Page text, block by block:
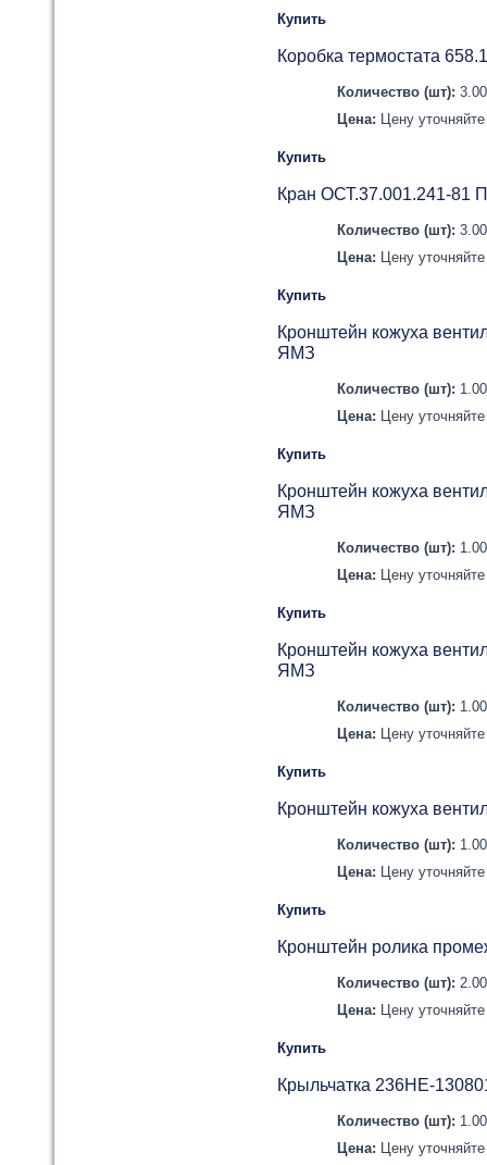
Купить
Коробка термостата
Количество (шт):
Цена: Цену
Купить
Кран ОСТ.37.001.241-81
Количество (шт):
Цена: Цену
Купить
Кронштейн кожуха
ЯМЗ
Количество (шт):
Цена: Цену
Купить
Кронштейн кожуха
ЯМЗ
Количество (шт):
Цена: Цену
Купить
Кронштейн кожуха
ЯМЗ
Количество (шт):
Цена: Цену
Купить
Кронштейн кожуха
Количество (шт):
Цена: Цену
Купить
Кронштейн ролика
Количество (шт):
Цена: Цену
Купить
Крыльчатка 236НЕ-
Количество (шт):
Цена: Цену